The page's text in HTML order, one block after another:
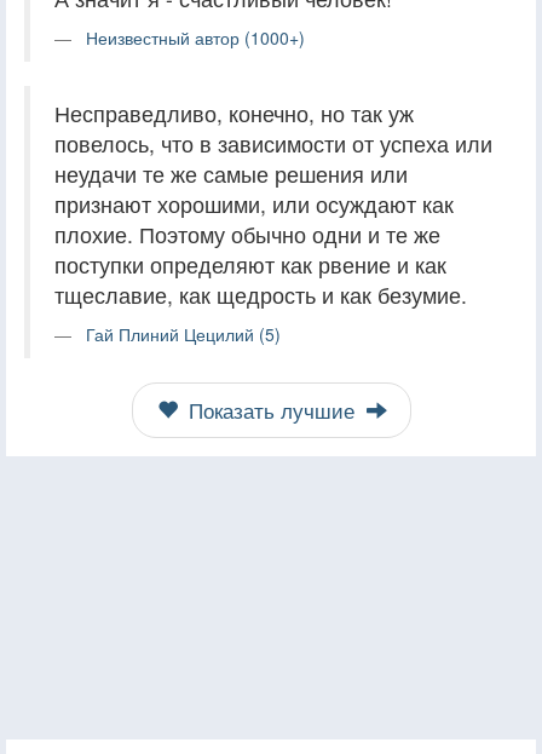
Неизвестный автор (1000+)
Несправедливо, конечно, но так уж
повелось, что в зависимости от успеха или
неудачи те же самые решения или
признают хорошими, или осуждают как
плохие. Поэтому обычно одни и те же
поступки определяют как рвение и как
тщеславие, как щедрость и как безумие.
Гай Плиний Цецилий (5)
Показать лучшие